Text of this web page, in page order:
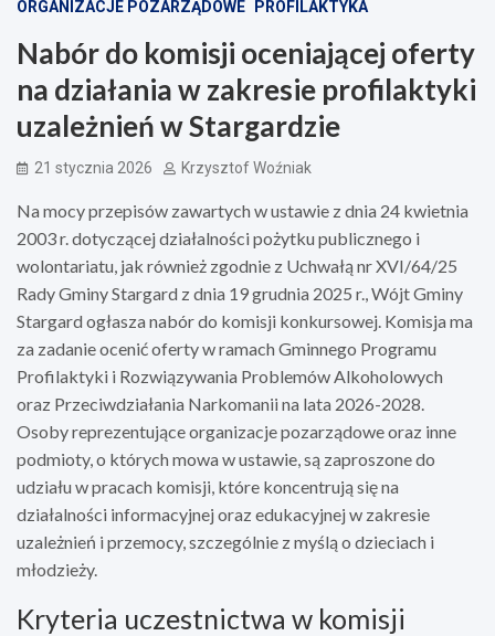
ORGANIZACJE POZARZĄDOWE PROFILAKTYKA
Nabór do komisji oceniającej oferty
na działania w zakresie profilaktyki
uzależnień w Stargardzie
21 stycznia 2026 Krzysztof Woźniak
Na mocy przepisów zawartych w ustawie z dnia 24 kwietnia
2003 r. dotyczącej działalności pożytku publicznego i
wolontariatu, jak również zgodnie z Uchwałą nr XVI/64/25
Rady Gminy Stargard z dnia 19 grudnia 2025 r., Wójt Gminy
Stargard ogłasza nabór do komisji konkursowej. Komisja ma
za zadanie ocenić oferty w ramach Gminnego Programu
Profilaktyki i Rozwiązywania Problemów Alkoholowych
oraz Przeciwdziałania Narkomanii na lata 2026-2028.
Osoby reprezentujące organizacje pozarządowe oraz inne
podmioty, o których mowa w ustawie, są zaproszone do
udziału w pracach komisji, które koncentrują się na
działalności informacyjnej oraz edukacyjnej w zakresie
uzależnień i przemocy, szczególnie z myślą o dzieciach i
młodzieży.
Kryteria uczestnictwa w komisji